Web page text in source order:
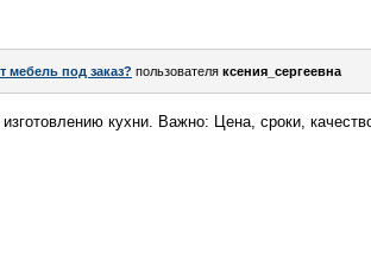
мебель под заказ? пользователя ксения_сергеевна
кухни. Важно: Цена, сроки,